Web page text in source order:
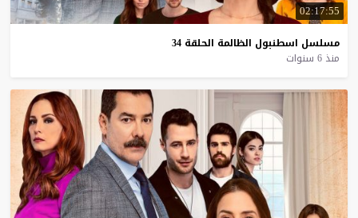
02:17:55
مسلسل اسطنبول الظالمة الحلقة 34
منذ 6 سنوات